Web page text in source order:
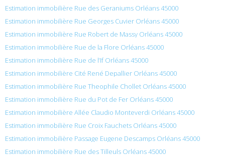
Estimation immobilière Rue des Geraniums Orléans 45000
Estimation immobilière Rue Georges Cuvier Orléans 45000
Estimation immobilière Rue Robert de Massy Orléans 45000
Estimation immobilière Rue de la Flore Orléans 45000
Estimation immobilière Rue de l’If Orléans 45000
Estimation immobilière Cité René Depallier Orléans 45000
Estimation immobilière Rue Theophile Chollet Orléans 45000
Estimation immobilière Rue du Pot de Fer Orléans 45000
Estimation immobilière Allée Claudio Monteverdi Orléans 45000
Estimation immobilière Rue Croix Fauchets Orléans 45000
Estimation immobilière Passage Eugene Descamps Orléans 45000
Estimation immobilière Rue des Tilleuls Orléans 45000